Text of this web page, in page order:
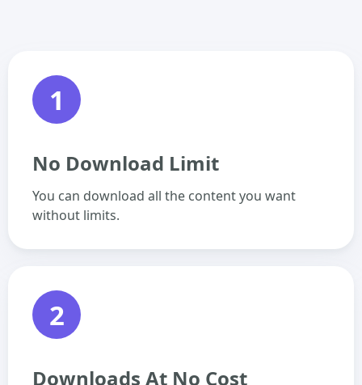
1
No Download Limit
You can download all the content you want
without limits.
2
Downloads At No Cost